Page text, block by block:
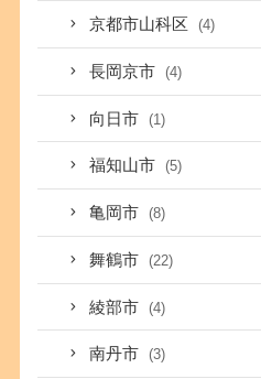
京都市山科区 (4)
長岡京市 (4)
向日市 (1)
福知山市 (5)
亀岡市 (8)
舞鶴市 (22)
綾部市 (4)
南丹市 (3)